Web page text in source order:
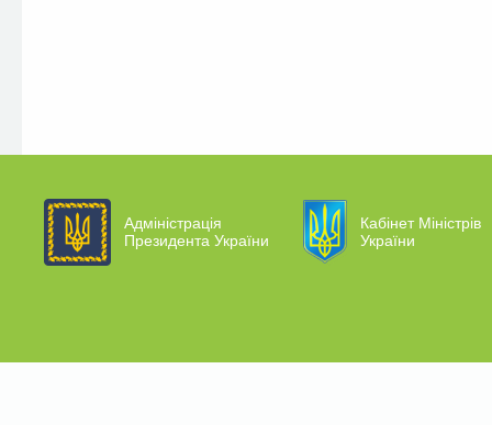
Адміністрація
Президента України
Кабінет Міністрів
України